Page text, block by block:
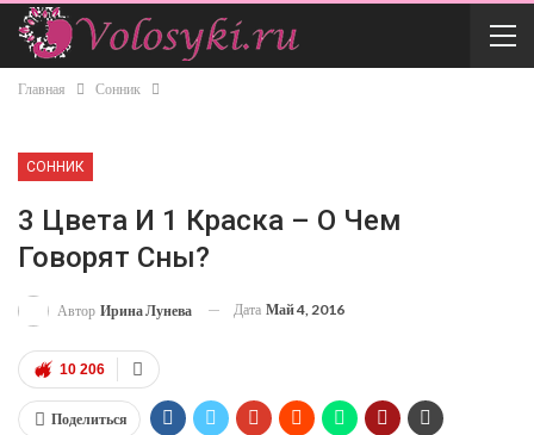
Главная Сонник
СОННИК
3 Цвета И 1 Краска – О Чем
Говорят Сны?
Автор Ирина Лунева Дата Май 4, 2016
10 206
Поделиться